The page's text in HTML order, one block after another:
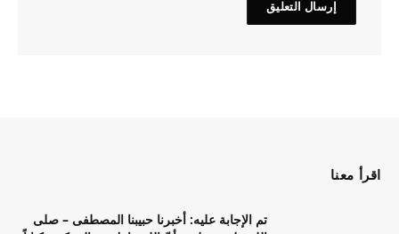
اقرأ معنا
تم الإجابة عليه: أخبرنا حبيبنا المصطفى – صلى